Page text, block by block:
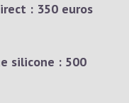
: 350 euros
silicone : 500